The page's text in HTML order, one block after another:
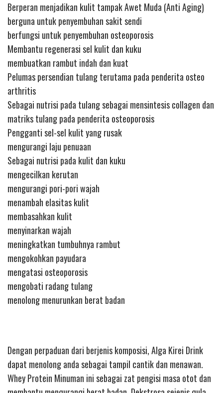
Berperan menjadikan kulit tampak Awet Muda (Anti Aging)
berguna untuk penyembuhan sakit sendi
berfungsi untuk penyembuhan osteoporosis
Membantu regenerasi sel kulit dan kuku
membuatkan rambut indah dan kuat
Pelumas persendian tulang terutama pada penderita osteo
arthritis
Sebagai nutrisi pada tulang sebagai mensintesis collagen dan
matriks tulang pada penderita osteoporosis
Pengganti sel-sel kulit yang rusak
mengurangi laju penuaan
Sebagai nutrisi pada kulit dan kuku
mengecilkan kerutan
mengurangi pori-pori wajah
menambah elasitas kulit
membasahkan kulit
menyinarkan wajah
meningkatkan tumbuhnya rambut
mengokohkan payudara
mengatasi osteoporosis
mengobati radang tulang
menolong menurunkan berat badan
Dengan perpaduan dari berjenis komposisi, Alga Kirei Drink
dapat menolong anda sebagai tampil cantik dan menawan.
Whey Protein Minuman ini sebagai zat pengisi masa otot dan